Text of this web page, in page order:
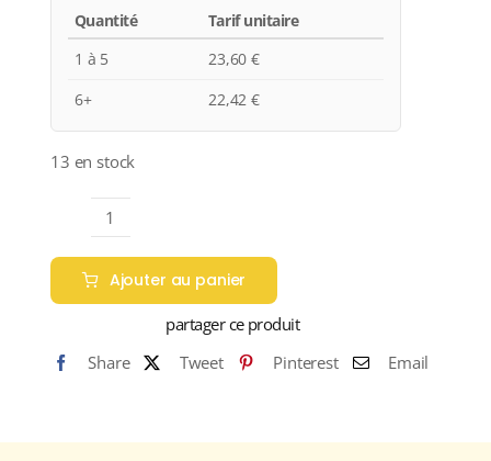
Quantité
Tarif unitaire
1 à 5
23,60€
6+
22,42€
13 en stock
quantité
de
Marrenon
"Inventa
Vallons"
Blanc
Ajouter au panier
partager ce produit
Share
Tweet Pinterest Email